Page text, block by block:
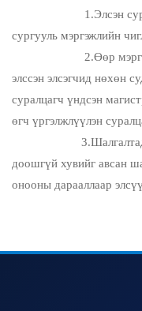
1.Элсэн
сургууль мэргэжлийн
2.Өөр мэргэжлээр
элссэн элсэгчид нөхөн
суралцагч үндсэн
өгч үргэлжлүүлэн
3.Шалгалтад
доошгүй хувийг авсан
онооны дарааллаар